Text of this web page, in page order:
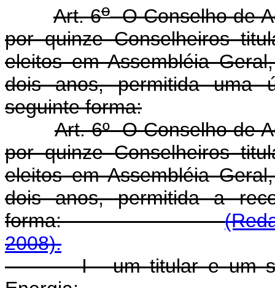
Art. 6o
O Conselho de
por quinze Conselheiros
eleitos em Assembléia
dois anos, permitida uma
seguinte forma:
Art. 6ºO Conselho de
por quinze Conselheiros
eleitos em Assembléia
dois anos, permitida a
forma:
2008).
I - um titular e um